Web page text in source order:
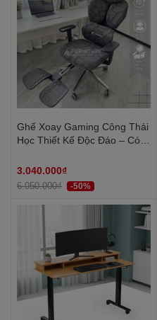
Ghế Xoay Gaming Công Thái
Học Thiết Kế Độc Đáo – Có
Thư Giãn | AH88 | Nội Thất
Anh Hoàng
3.040.000₫
6.050.000₫ -50%